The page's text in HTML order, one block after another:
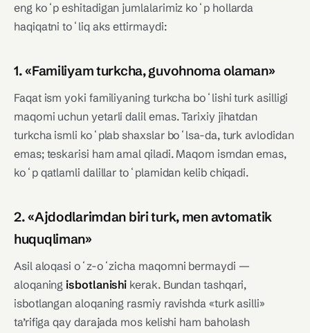
eng koʻp eshitadigan jumlalarimiz koʻp hollarda
haqiqatni toʻliq aks ettirmaydi:
1. «Familiyam turkcha, guvohnoma olaman»
Faqat ism yoki familiyaning turkcha boʻlishi turk asilligi
maqomi uchun yetarli dalil emas. Tarixiy jihatdan
turkcha ismli koʻplab shaxslar boʻlsa-da, turk avlodidan
emas; teskarisi ham amal qiladi. Maqom ismdan emas,
koʻp qatlamli dalillar toʻplamidan kelib chiqadi.
2. «Ajdodlarimdan biri turk, men avtomatik
huquqliman»
Asil aloqasi oʻz-oʻzicha maqomni bermaydi —
aloqaningisbotlanishi kerak. Bundan tashqari,
isbotlangan aloqaning rasmiy ravishda «turk asilli»
ta’rifiga qay darajada mos kelishi ham baholash